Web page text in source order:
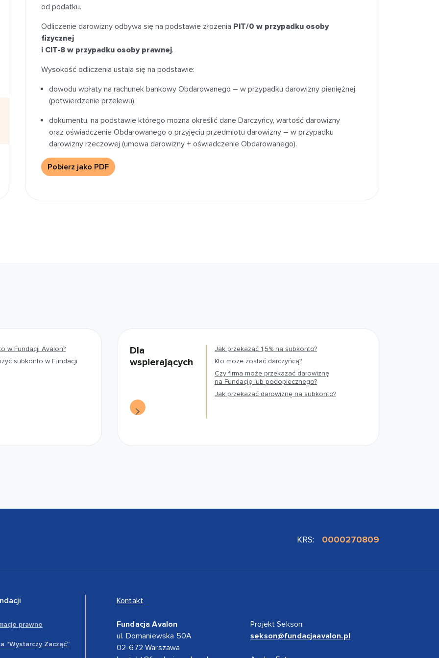
od podatku.
Odliczenie darowizny odbywa się na podstawie złożenia PIT/0 w przypadku osoby
fizycznej
i CIT-8 w przypadku osoby prawnej.
Wysokość odliczenia ustala się na podstawie:
dowodu wpłaty na rachunek bankowy Obdarowanego – w przypadku darowizny pieniężnej
(potwierdzenie przelewu),
dokumentu, na podstawie którego można określić dane Darczyńcy, wartość darowizny
oraz oświadczenie Obdarowanego o przyjęciu przedmiotu darowizny – w przypadku
darowizny rzeczowej (umowa darowizny + oświadczenie Obdarowanego).
Pobierz jako PDF
w Fundacji Avalon?
subkonto w Fundacji
Dla
wspierających
Jak przekazać 1,5% na subkonto?
Kto może zostać darczyńcą?
Czy firma może przekazać darowiznę
na Fundację lub podopiecznego?
Jak przekazać darowiznę na subkonto?
KRS: 0000270809
prawne
“Wystarczy Zacząć”
Kontakt
Fundacja Avalon
ul. Domaniewska 50A
02-672 Warszawa
Projekt Sekson:
sekson@fundacjaavalon.pl